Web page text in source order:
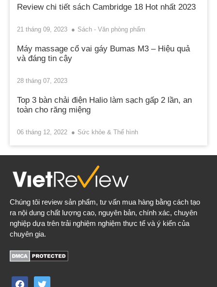
Review chi tiết sách Cambridge 18 Hot nhất 2023
21 tháng 09, 2023 Sách - Văn phòng phẩm
Máy massage cổ vai gáy Bumas M3 – Hiệu quả
và đáng tin cậy
28 tháng 07, 2023
Top 3 bàn chải điện Halio làm sạch gấp 2 lần, an
toàn cho răng miệng
06 tháng 12, 2022 Sức khỏe & Thể hình
Chúng tôi review sản phẩm, tư vấn mua hàng bằng cách tạo
ra nội dung chất lượng cao, nguyên bản, chính xác, chuyên
nghiệp dựa trên trải nghiệm nghiệm thực tế và ý kiến của
chuyên gia.
facebooktwitter